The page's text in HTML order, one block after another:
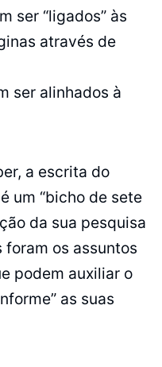
ser “ligados” às
através de
ser alinhados à
a escrita do
um “bicho de sete
da sua pesquisa
os assuntos
podem auxiliar o
as suas